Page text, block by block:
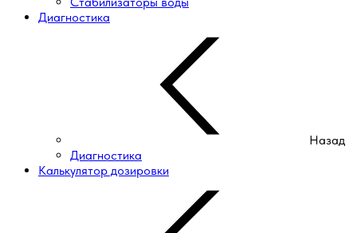
Диагностика
Назад
Диагностика
Калькулятор дозировки